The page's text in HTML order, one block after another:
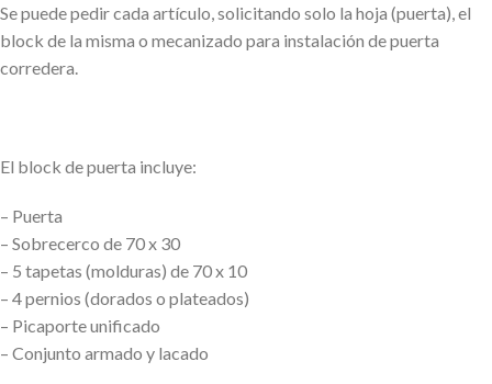
Se puede pedir cada artículo, solicitando solo la hoja (puerta), el
block de la misma o mecanizado para instalación de puerta
corredera.
El block de puerta incluye:
– Puerta
– Sobrecerco de 70 x 30
– 5 tapetas (molduras) de 70 x 10
– 4 pernios (dorados o plateados)
– Picaporte unificado
– Conjunto armado y lacado